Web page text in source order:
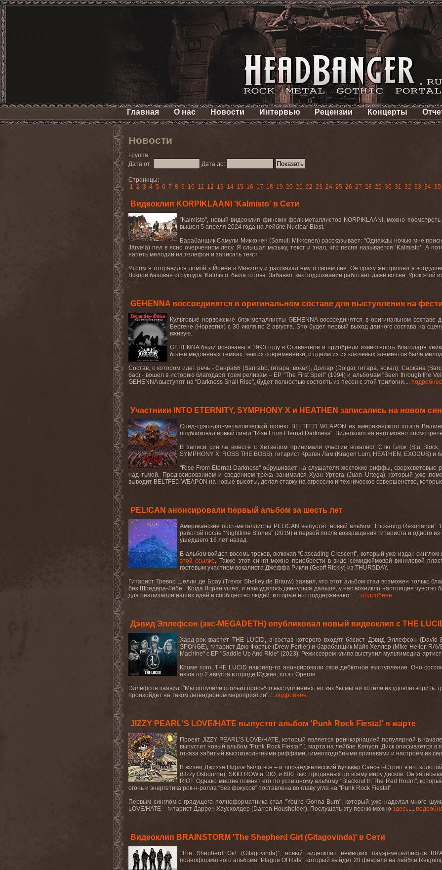
Главная О нас Новости Интервью Рецензии Концерты
Новости
Группа:
Дата от:
Дата до:
Страницы:
1 2 3 4 5 6 7 8 9 10 11 12 13 14 15 16 17 18 19 20 21 22 23 24 25 26 27 28 29 30 31 32 33 34 35
Видеоклип KORPIKLAANI 'Kalmisto' в Сети
“Kalmisto”, новый видеоклип финских фолк-металлистов KORPIKLAANI,можно
вышел 5 апреля 2024 года на лейбле Nuclear Blast.
Барабанщик Самули Микконен (Samuli Mikkonen) рассказывает: “Однажды ночью мне
Järvel ä) пел в ясно очерченном лесу. Я слышал музыку, текст и знал, что песня называется ‘ Kalmisto’. А
напеть мелодии на телефон и записать текст.
Утром я отправился домой к Йонне в Миехолу и рассказал ему о своем сне. Он сразу же пришел в
Вскоре базовая структура ‘Kalmisto’ была готова. Забавно, как подсознание работает даже во сне. Урок этой
GEHENNA воссоединятся в оригинальном составе для выступления на
Культовые норвежские блэк-металлисты GEHENNA воссоединятся в оригинальном
Бергене (Норвегия) с 30 июля по 2 августа. Это будет первый выход данного состава на
вживую.
GEHENNA были основаны в 1993 году в Ставангере и приобрели известность благодаря
более медленных темпах, чем их современники, и одним из их ключевых элементов была
Состав, о котором идет речь - Санрабб (Sanrabb, гитара, вокал), Долгар (Dolgar, гитара, вокал), Саркана
бас) - вошел в историю благодаря трем релизам – EP "The First Spell” (1994) и альбомам "Seen through the
GEHENNA выступят на “Darkness Shall Rise”, будет полностью состоять из песен с этой трилогии.... подробнее
Участники INTO ETERNITY, SYMPHONY X и HEATHEN записались на новом
Спид-трэш-дэт-металлический проект BELTFED WEAPON из американского штата
опубликовал новый сингл "Rise From Eternal Darkness". Видеоклип на него можно посмотреть
В записи сингла вместе с Хетзелом принимали участие вокалист Стю Блок (Stu
SYMPHONY X, ROSS THE BOSS), гитарист Краген Лам (Kragen Lum, HEATHEN, EXODUS)
"Rise From Eternal Darkness" обрушивает на слушателя жестокие риффы, сверхсветовые
над тьмой. Продюсированием и сведением трека занимался Хуан Уртега (Juan Urtega), который уже
выводит BELTFED WEAPON на новые высоты, делая ставку на агрессию и техническое совершенство,
PELICAN анонсировали первый альбом за шесть лет
Американские пост-металлисты PELICAN выпустят новый альбом “Flickering Resonance”
работой после “Nighttime Stories” (2019) и первой после возвращения гитариста и одного
ушедшего 16 лет назад.
В альбом войдет восемь треков, включая “Cascading Crescent”, который уже издан
этой ссылке. Также этот сингл можно приобрести в виде семидюймовой виниловой
гостевым участием вокалиста Джеффа Рикли (Geoff Rickly) из THURSDAY.
Гитарист Тревор Шелли де Брау (Trevor Shelley de Brauw) заявил, что этот альбом стал возможен только
без Шредера-Лебе. “Когда Лоран ушел, и нам удалось двинуться дальше, у нас возникло настоящее чувство
для реализации наших идей и сообщество людей, которые его поддерживают”. ... подробнее
Дэвид Эллефсон (экс-MEGADETH) опубликовал новый видеоклип с THE
Хард-рок-квартет THE LUCID, в состав которого входят басист Дэвид Эллефсон
SPONGE), гитарист Дрю Фортье (Drew Fortier) и барабанщик Майк Хеллер (Mike Heller,
Machine" с EP "Saddle Up And Ride" (2023). Режиссером клипа выступил мультимедиа-артист
Кроме того, THE LUCIDнаконец-то анонсировали свое дебютное выступление. Оно
июля по 2 августа в городе Юджин, штат Орегон.
Эллефсон заявил: "Мы получили столько просьб о выступлениях, но как бы мы ни хотели их удовлетворить,
произойдет на таком легендарном мероприятии".... подробнее
JIZZY PEARL'S LOVE/HATE выпустят альбом 'Punk Rock Fiesta!' в марте
Проект JIZZY PEARL'S LOVE/HATE, который является реинкарнацией популярной в
выпустит новый альбом "Punk Rock Fiesta!" 1 марта на лейбле Kenyon. Диск описывается в
отказа забитый высоковольтными риффами, гимноподобными припевами и настроем из
В жизни Джиззи Пирла было все – и лос-анджелесский бульвар Сансет-Стрип в его
(Ozzy Osbourne), SKID ROW и DIO, и 600 тыс. проданных по всему миру дисков. Он
RIOT. Однако многие помнят его по успешному альбому "Blackout In The Red Room",
огонь и энергетика рок-н-ролла “без фокусов” поставлена во главу угла на "Punk Rock Fiesta!"
Первым синглом с грядущего полноформатника стал "You're Gonna Burn",который уже наделал много
LOVE/HATE – гитарист Даррен Хаусхолдер (Darren Housholder). Послушать эту песню можно здесь....
Видеоклип BRAINSTORM 'The Shepherd Girl (Gitagovinda)' в Сети
“The Shepherd Girl (Gitagovinda)”, новый видеоклип немецких пауэр-металлистов
полноформатного альбома “Plague Of Rats”, который выйдет 28 февраля на лейбле